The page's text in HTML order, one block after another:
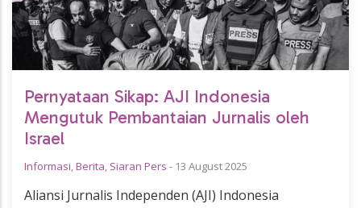
Pernyataan Sikap: AJI Indonesia
Mengutuk Pembantaian Jurnalis oleh
Israel
Informasi,Berita, Siaran Pers - 13 August 2025
Aliansi Jurnalis Independen (AJI) Indonesia